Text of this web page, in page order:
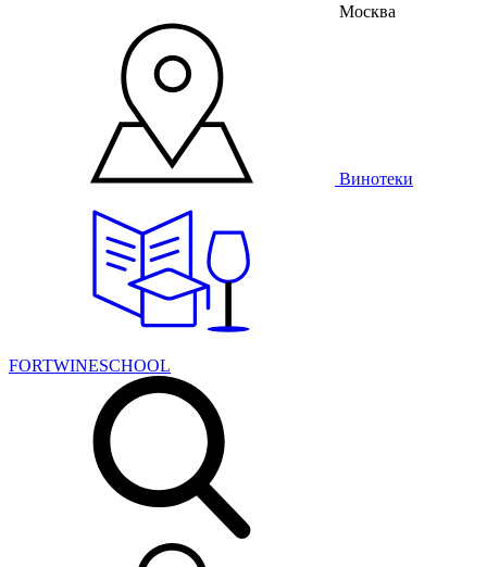
Москва
Винотеки
FORTWINESCHOOL